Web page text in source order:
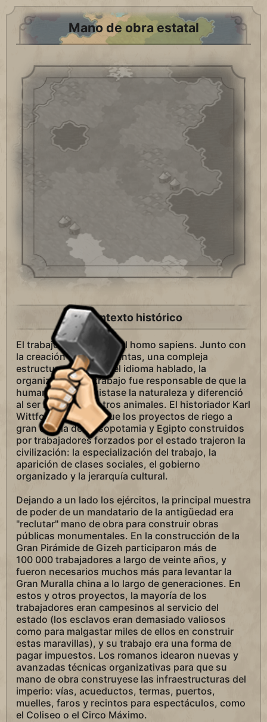
Mano de obra estatal
Contexto histórico
El trabajo empezó con el homo sapiens. Junto con
la creación de herramientas, una compleja
estructura cerebral y el idioma hablado, la
organización del trabajo fue responsable de que la
humanidad conquistase la naturaleza y diferenció
al ser humano de otros animales. El historiador Karl
Wittfogel defiende que los proyectos de riego a
gran escala de Mesopotamia y Egipto construidos
por trabajadores forzados por el estado trajeron la
civilización: la especialización del trabajo, la
aparición de clases sociales, el gobierno
organizado y la jerarquía cultural.
Dejando a un lado los ejércitos, la principal muestra
de poder de un mandatario de la antigüedad era
"reclutar" mano de obra para construir obras
públicas monumentales. En la construcción de la
Gran Pirámide de Gizeh participaron más de
100 000 trabajadores a largo de veinte años, y
fueron necesarios muchos más para levantar la
Gran Muralla china a lo largo de generaciones. En
estos y otros proyectos, la mayoría de los
trabajadores eran campesinos al servicio del
estado (los esclavos eran demasiado valiosos
como para malgastar miles de ellos en construir
estas maravillas), y su trabajo era una forma de
pagar impuestos. Los romanos idearon nuevas y
avanzadas técnicas organizativas para que su
mano de obra construyese las infraestructuras del
imperio: vías, acueductos, termas, puertos,
muelles, faros y recintos para espectáculos, como
el Coliseo o el Circo Máximo.